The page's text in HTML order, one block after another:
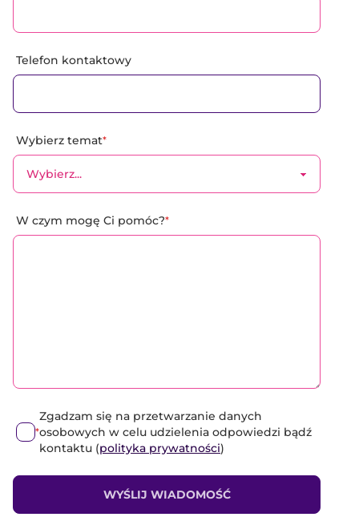
Telefon kontaktowy
Wybierz temat*
W czym mogę Ci pomóc?*
*
Zgadzam się na przetwarzanie danych
osobowych w celu udzielenia odpowiedzi bądź
kontaktu (polityka prywatności)
WYŚLIJ WIADOMOŚĆ